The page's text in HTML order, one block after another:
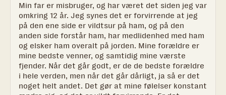
Min far er misbruger, og har været det siden jeg var
omkring 12 år. Jeg synes det er forvirrende at jeg
på den ene side er vildtsur på ham, og på den
anden side forstår ham, har medlidenhed med ham
og elsker ham overalt på jorden. Mine forældre er
mine bedste venner, og samtidig mine værste
fjender. Når det går godt, er de de bedste forældre
i hele verden, men når det går dårligt, ja så er det
noget helt andet. Det gør at mine følelser konstant